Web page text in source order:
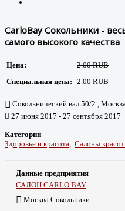
CarloBay Сокольники -
самого высокого качества
Цена:
2.00 RUB
Специальная цена: 2.00 RUB
Сокольнический вал 50/2 ,
27 июня 2017 - 27 сентября 2017
Категории
Здоровье и красота, Салоны
Данные предприятия
САЛОН CARLO BAY
Москва Сокольники